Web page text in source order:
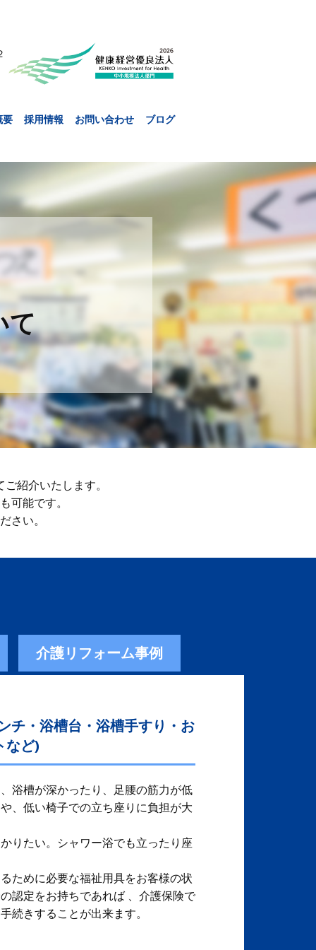
要 採用情報 お問い合わせ ブログ
て
紹介いたします。
可能です。
さい。
介護リフォーム事例
チ・浴槽台・浴槽手すり・お
など)
浴槽が深かったり、足腰の筋力が低
、低い椅子での立ち座りに負担が大
りたい。シャワー浴でも立ったり座
ために必要な福祉用具をお客様の状
認定をお持ちであれば 、介護保険で
続きすることが出来ます。